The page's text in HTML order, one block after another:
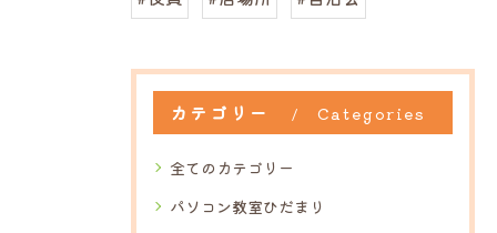
カテゴリー Categories
全てのカテゴリー
パソコン教室ひだまり